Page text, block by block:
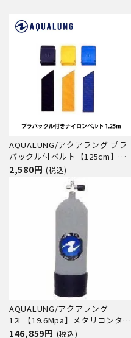
AQUALUNG/アクアラング プラ
バックル付ベルト【125cm】
[80405028]
2,580円 (税込)
AQUALUNG/アクアラング
12L【19.6Mpa】メタリコンタン
ク【K2バルブ付】
146,859円 (税込)